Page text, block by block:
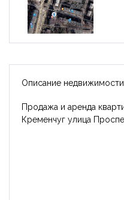
Описание недвижимости
Продажа и аренда
Кременчуг улица